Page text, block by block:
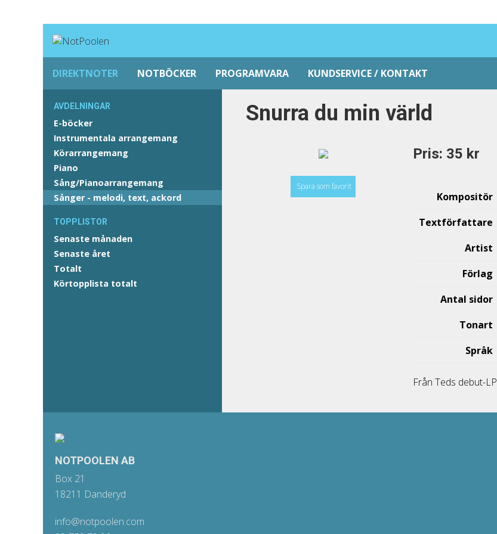
DIREKTNOTER NOTBÖCKER PROGRAMVARA KUNDSERVICE / KONTAKT
AVDELNINGAR
E-böcker
Instrumentala arrangemang
Körarrangemang
Piano
Sång/Pianoarrangemang
Sånger - melodi, text, ackord
TOPPLISTOR
Senaste månaden
Senaste året
Totalt
Körtopplista totalt
Snurra du min värld
Spara som favorit
Pris: 35 kr
Kompositör
Textförfattare
Artist
Förlag
Antal sidor
Tonart
Språk
Från Teds debut-LP
NOTPOOLEN AB
Box 21
18211 Danderyd
info@notpoolen.com